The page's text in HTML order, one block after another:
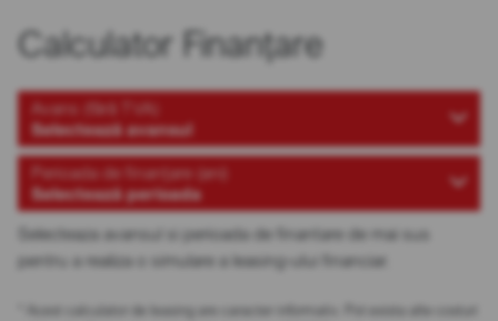
Calculator Finanțare
Avans (fără TVA)
Selectează avansul
Perioada de finanțare (ani)
Selectează perioada
Selecteaza avansul si perioada de finantare de mai sus
pentru a realiza o simulare a leasing-ului financiar.
* Acest calculator de leasing are caracter informativ. Pot exista alte costuri